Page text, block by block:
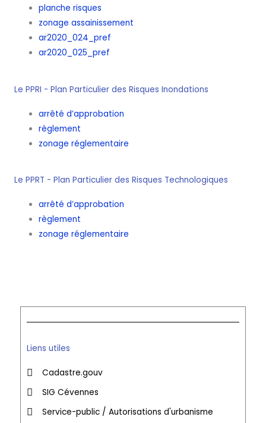
planche risques
zonage assainissement
ar2020_024_pref
ar2020_025_pref
Le PPRI - Plan Particulier des Risques Inondations
arrêté d’approbation
règlement
zonage réglementaire
Le PPRT - Plan Particulier des Risques Technologiques
arrêté d’approbation
règlement
zonage réglementaire
Liens utiles
Cadastre.gouv
SIG Cévennes
Service-public / Autorisations d'urbanisme